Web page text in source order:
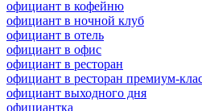
официант в кофейню
официант в ночной клуб
официант в отель
официант в офис
официант в ресторан
официант в ресторан премиум-
официант выходного дня
официантка